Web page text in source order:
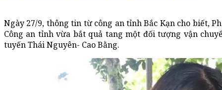
Ngày 27/9, thông tin từ công an tỉnh Bắc Kạn cho biết,
Công an tỉnh vừa bắt quả tang một đối tượng vận
tuyến Thái Nguyên- Cao Bằng.